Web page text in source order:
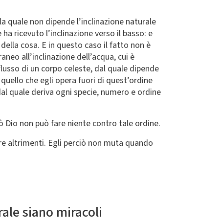
quale non dipende l’inclinazione naturale
ricevuto l’inclinazione verso il basso: e
cosa. E in questo caso il fatto non è
all’inclinazione dell’acqua, cui è
di un corpo celeste, dal quale dipende
che egli opera fuori di quest’ordine
quale deriva ogni specie, numero e ordine
Dio non può fare niente contro tale ordine.
altrimenti. Egli perciò non muta quando
siano miracoli